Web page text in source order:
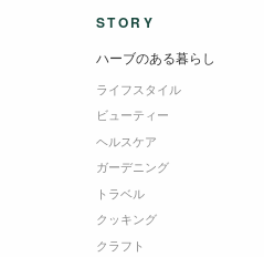
STORY
ハーブのある暮らし
ライフスタイル
ビューティー
ヘルスケア
ガーデニング
トラベル
クッキング
クラフト